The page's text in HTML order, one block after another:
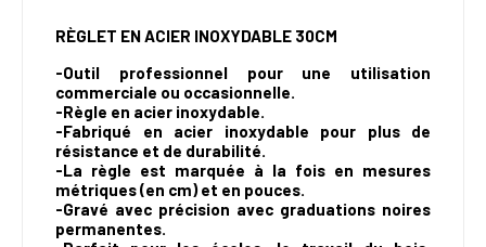
RÈGLET EN ACIER INOXYDABLE 30CM
-Outil professionnel pour une utilisation
commerciale ou occasionnelle.
-Règle en acier inoxydable.
-Fabriqué en acier inoxydable pour plus de
résistance et de durabilité.
-La règle est marquée à la fois en mesures
métriques (en cm) et en pouces.
-Gravé avec précision avec graduations noires
permanentes.